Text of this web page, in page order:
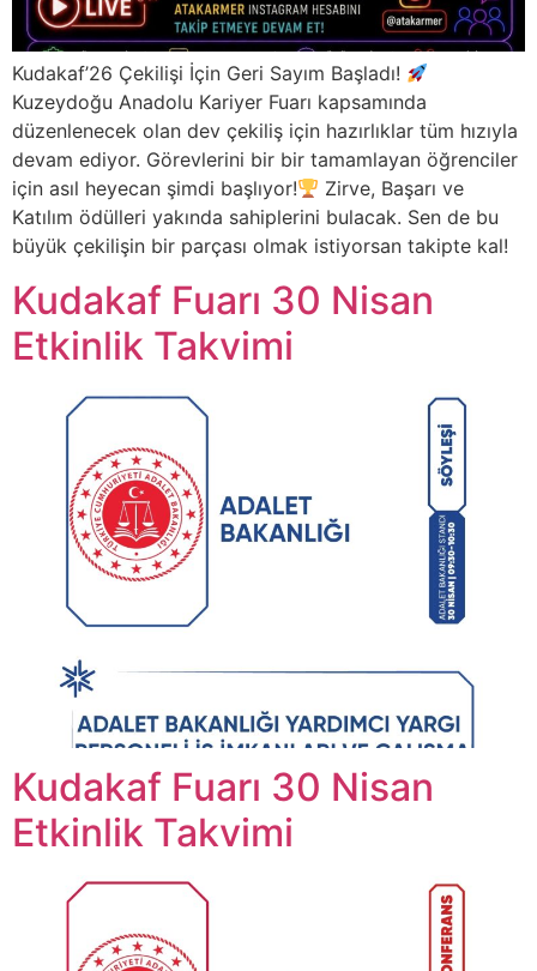
Kudakaf’26 Çekilişi İçin Geri Sayım Başladı!
Kuzeydoğu Anadolu Kariyer Fuarı kapsamında
düzenlenecek olan dev çekiliş için hazırlıklar tüm hızıyla
devam ediyor. Görevlerini bir bir tamamlayan öğrenciler
için asıl heyecan şimdi başlıyor!​
Zirve, Başarı ve
Katılım ödülleri yakında sahiplerini bulacak. Sen de bu
büyük çekilişin bir parçası olmak istiyorsan takipte kal!
Kudakaf Fuarı 30 Nisan
Etkinlik Takvimi
Kudakaf Fuarı 30 Nisan
Etkinlik Takvimi